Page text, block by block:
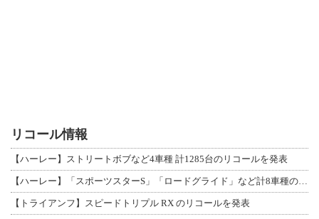
リコール情報
【ハーレー】ストリートボブなど4車種 計1285台のリコールを発表
【ハーレー】「スポーツスターS」「ロードグライド」など計8車種のリコールを発表
【トライアンフ】スピードトリプル RX のリコールを発表